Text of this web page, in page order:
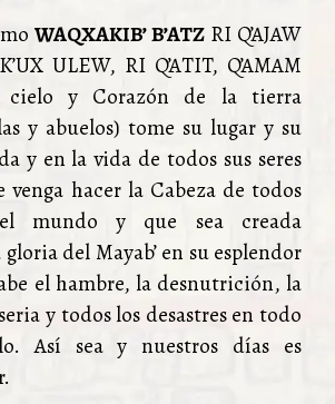
WAQXAKIB’ B’ATZ RI Q’AJAW
ULEW, RI Q’ATIT, Q’AMAM
cielo y Corazón de la tierra
y abuelos) tome su lugar y su
y en la vida de todos sus seres
venga hacer la Cabeza de todos
mundo y que sea creada
del Mayab’ en su esplendor
el hambre, la desnutrición, la
y todos los desastres en todo
Así sea y nuestros días es